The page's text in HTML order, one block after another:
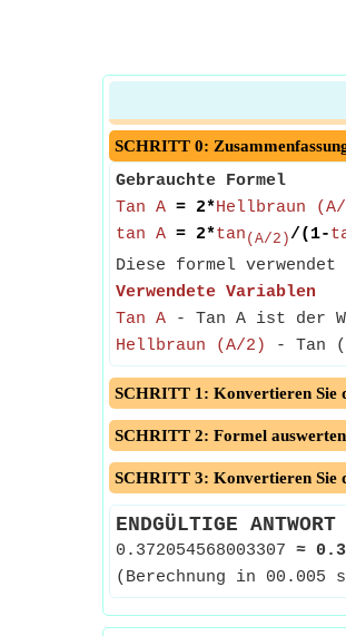
SCHRITT 0:
Gebrauchte Formel
Tan A = 2*Hellbraun
tan A = 2*tan (A/2)/(1-
Diese formel verwendet
Verwendete Variablen
Tan A - Tan A ist der
Hellbraun (A/2)
- Tan
SCHRITT 1: Konvertieren Sie
SCHRITT 2: Formel auswerten
SCHRITT 3: Konvertieren Sie
ENDGÜLTIGE ANTWORT
0.372054568003307 ≈
(Berechnung in 00.005